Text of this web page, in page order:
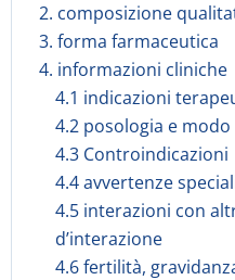
2. composizione
3. forma farmaceutica
4. informazioni cliniche
4.1 indicazioni
4.2 posologia e
4.3 Controindicazioni
4.4 avvertenze
4.5 interazioni con
d’interazione
4.6 fertilità,